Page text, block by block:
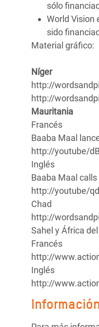
sólo
World Vision
sido
Material gráfico:
Níger
http://
http://
Mauritania
Francés
Baaba Maal
http://youtube/
Inglés
Baaba Maal
http://youtube/
Chad
http://
Sahel y África
Francés
http://
Inglés
http://